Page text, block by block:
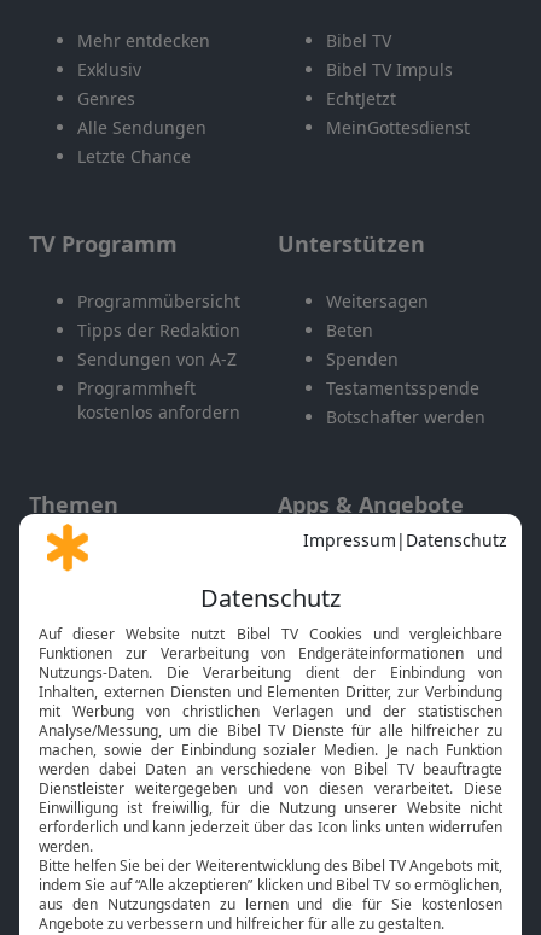
Mehr entdecken
Exklusiv
Genres
Alle Sendungen
Letzte Chance
Bibel TV
Bibel TV Impuls
EchtJetzt
MeinGottesdienst
TV Programm
Programmübersicht
Tipps der Redaktion
Sendungen von A-Z
Programmheft
kostenlos anfordern
Unterstützen
Weitersagen
Beten
Spenden
Testamentsspende
Botschafter werden
Themen
Gott und Bibel erklärt
Neuigkeiten
Apps & Angebote
Mobile App
Smart TV
HbbTV
Bibelthek Online-Bibel
Nächster Gottesdienst
Bibel TV
Über uns
Jobs
Service
Kontakt
TV-Empfang